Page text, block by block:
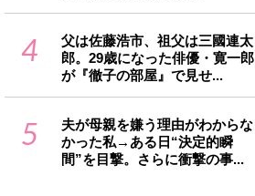
4
父は佐藤浩市、祖父は三國連太
郎。29歳になった俳優・寛一郎
が『徹子の部屋』で見せ...
5
夫が母親を嫌う理由がわからな
かった私→ある日“決定的瞬
間”を目撃。さらに衝撃の事...